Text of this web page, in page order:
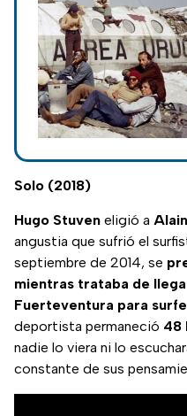
Solo (2018)
Hugo Stuven eligió a Alain
angustia que sufrió el
septiembre de 2014, se
mientras trataba de
Fuerteventura para
deportista permaneció 48
nadie lo viera ni lo
constante de sus